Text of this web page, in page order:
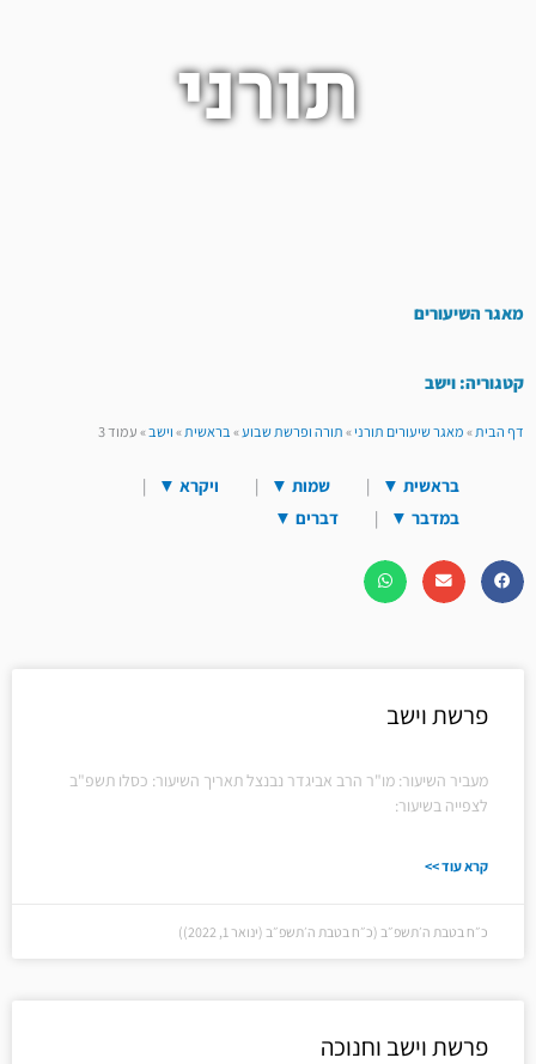
תורני
מאגר השיעורים
קטגוריה: וישב
דף הבית»מאגר שיעורים תורני»תורה ופרשת שבוע»בראשית»וישב»עמוד 3
בראשית ▼ שמות ▼ ויקרא ▼
במדבר ▼ דברים ▼
פרשת וישב
מעביר השיעור: מו"ר הרב אביגדר נבנצל תאריך השיעור: כסלו תשפ"ב
לצפייה בשיעור:
קרא עוד >>
כ״ח בטבת ה׳תשפ״ב (כ״ח בטבת ה׳תשפ״ב (ינואר 1, 2022))
פרשת וישב וחנוכה